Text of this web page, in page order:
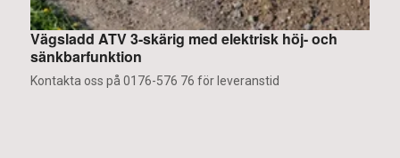
Vägsladd ATV 3-skärig med elektrisk höj- och
sänkbarfunktion
Kontakta oss på 0176-576 76 för leveranstid